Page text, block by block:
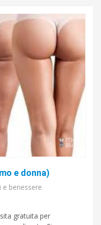
e donna)
e benessere
gratuita per